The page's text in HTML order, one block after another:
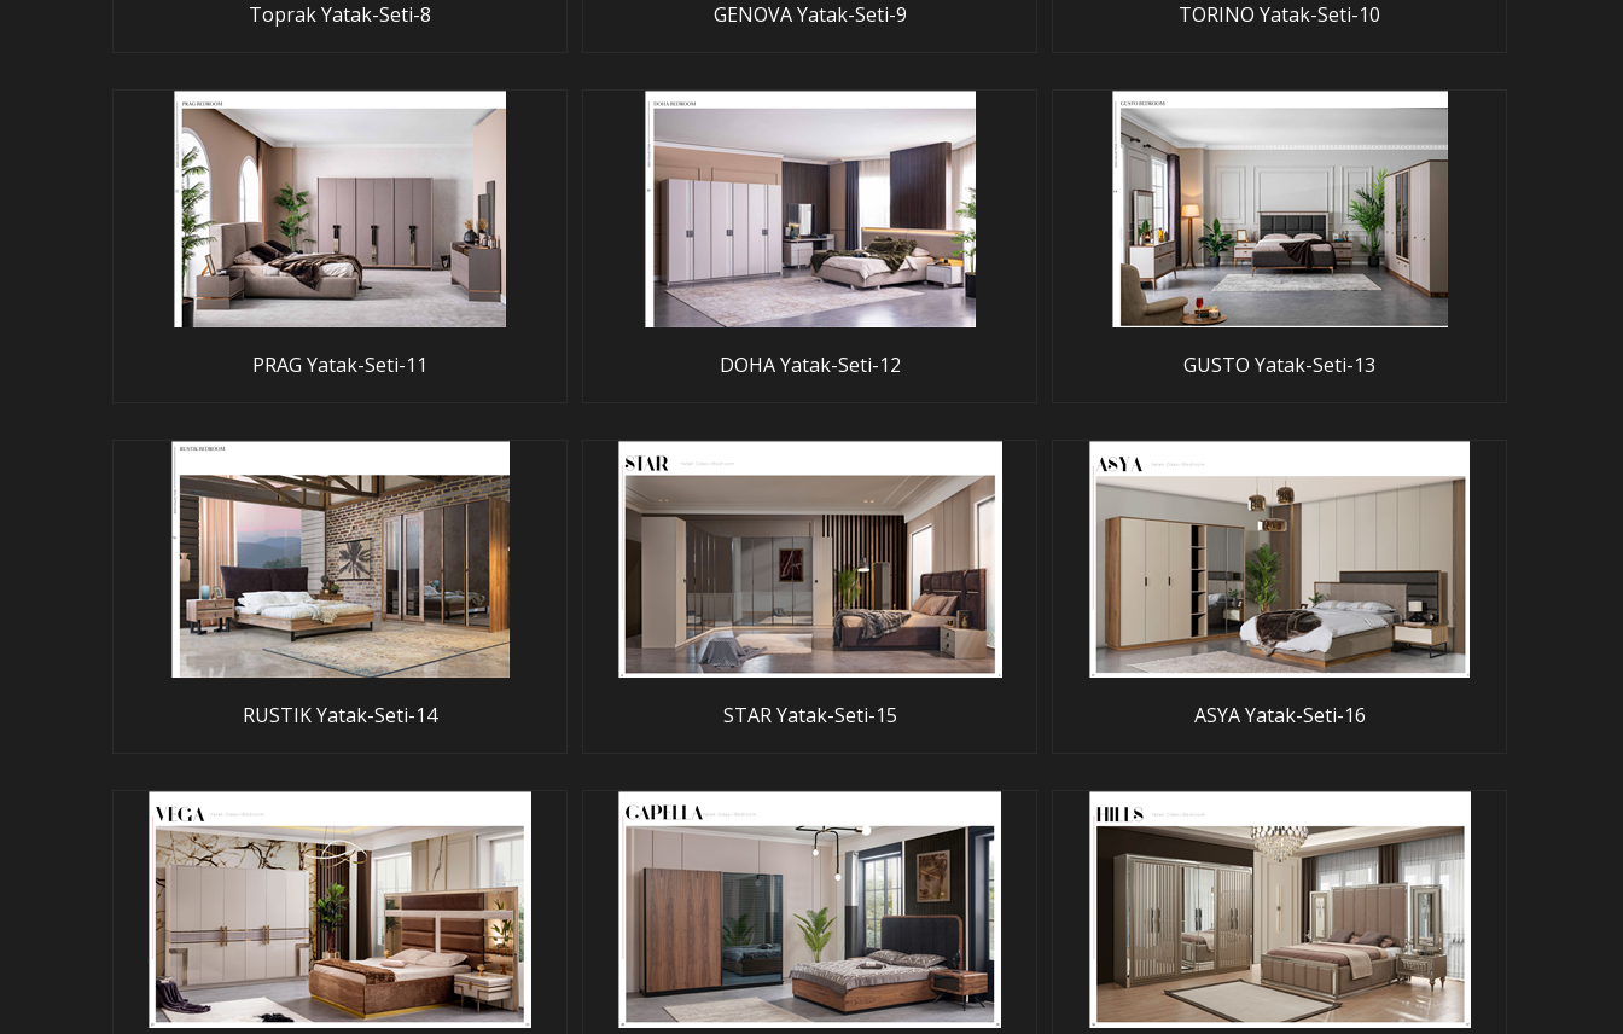
Toprak Yatak-Seti-8 GENOVA Yatak-Seti-9 TORINO Yatak-Seti-10
PRAG Yatak-Seti-11 DOHA Yatak-Seti-12 GUSTO Yatak-Seti-13
RUSTIK Yatak-Seti-14 STAR Yatak-Seti-15 ASYA Yatak-Seti-16